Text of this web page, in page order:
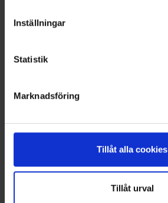
Inställningar
Statistik
Marknadsföring
Tillåt alla cookies
Tillåt urval
Camouflagenät 5x1,5M